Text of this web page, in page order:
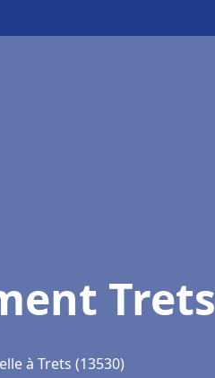
Trets
à Trets (13530)